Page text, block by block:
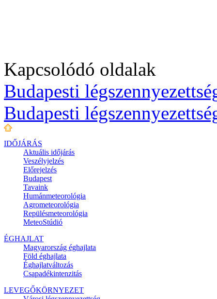
Kapcsolódó oldalak
Budapesti
Budapesti
IDŐJÁRÁS
Aktuális időjárás
Veszélyjelzés
Előrejelzés
Budapest
Tavaink
Humánmeteorológia
Agrometeorológia
Repülésmeteorológia
MeteoStúdió
ÉGHAJLAT
Magyarország éghajlata
Föld éghajlata
Éghajlatváltozás
Csapadékintenzitás
LEVEGŐKÖRNYEZET